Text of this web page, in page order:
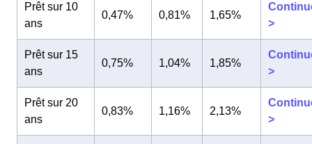
Prêt sur 10
ans
0,47% 0,81% 1,65%
>
Prêt sur 15
ans
0,75% 1,04% 1,85%
>
Prêt sur 20
ans
0,83% 1,16% 2,13%
>